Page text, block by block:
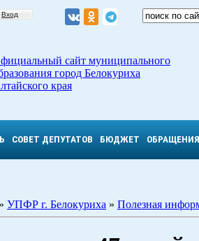
Вход
сайт муниципального
город Белокуриха
края
СОВЕТ ДЕПУТАТОВ БЮДЖЕТ ОБРАЩЕНИЯ
» УПФР г. Белокуриха » Полезная